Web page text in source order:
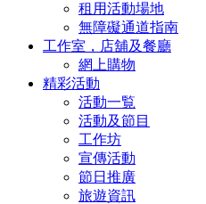
租用活動場地
無障礙通道指南
工作室，店舖及餐廳
網上購物
精彩活動
活動一覧
活動及節目
工作坊
宣傳活動
節日推廣
旅遊資訊